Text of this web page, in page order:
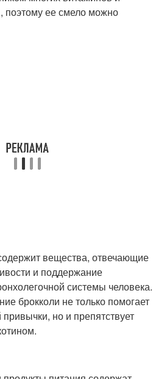
поэтому ее смело можно
вещества, отвечающие
и поддержание
системы человека.
брокколи не только помогает
но и препятствует